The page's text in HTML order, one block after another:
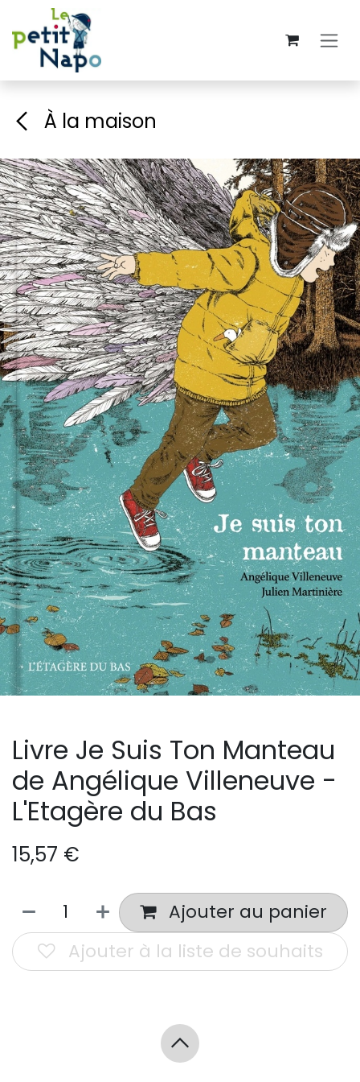
Se rendre au contenu
À la maison
Livre Je Suis Ton Manteau
de Angélique Villeneuve -
L'Etagère du Bas
15,57 €
Ajouter au panier
Ajouter à la liste de souhaits